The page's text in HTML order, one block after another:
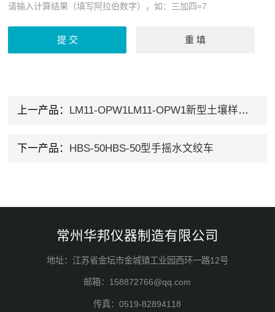
请输入计算结果（填写阿拉伯数字），如：三加四=7
上一产品： LM11-OPW1LM11-OPW1新型土壤样品风干柜
下一产品： HBS-50HBS-50型手摇水文绞车
常州华邦仪器制造有限公司
地址：江苏省金坛市金城镇工业园西环一路12号
邮箱：158872766@qq.com
传真：0519-82894118